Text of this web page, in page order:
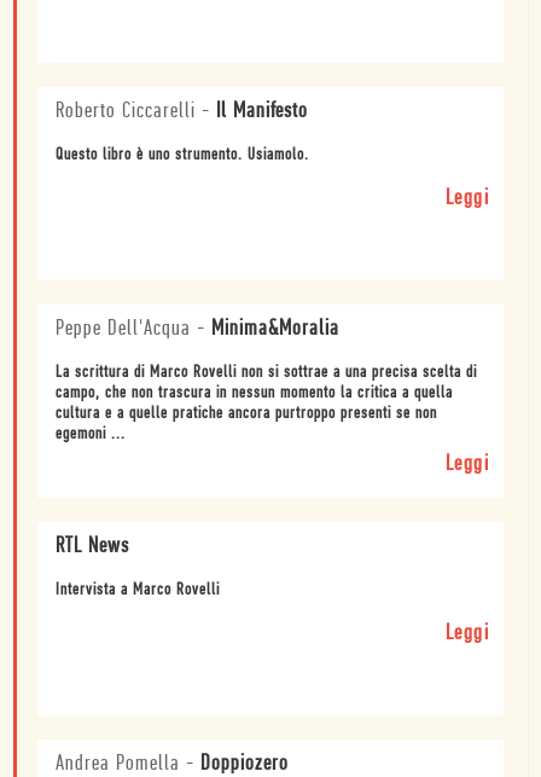
Roberto Ciccarelli - Il Manifesto
Questo libro è uno strumento. Usiamolo.
Leggi
Peppe Dell'Acqua - Minima&Moralia
La scrittura di Marco Rovelli non si sottrae a una precisa scelta di
campo, che non trascura in nessun momento la critica a quella
cultura e a quelle pratiche ancora purtroppo presenti se non
egemoni ...
Leggi
RTL News
Intervista a Marco Rovelli
Leggi
Andrea Pomella - Doppiozero